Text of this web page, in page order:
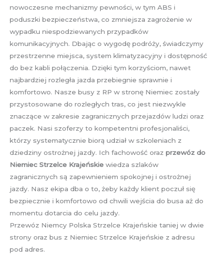
nowoczesne mechanizmy pewności, w tym ABS i
poduszki bezpieczeństwa, co zmniejsza zagrożenie w
wypadku niespodziewanych przypadków
komunikacyjnych. Dbając o wygodę podróży, świadczymy
przestrzenne miejsca, system klimatyzacyjny i dostępność
do bez kabli połączenia. Dzięki tym korzyściom, nawet
najbardziej rozległa jazda przebiegnie sprawnie i
komfortowo. Nasze busy z RP w stronę Niemiec zostały
przystosowane do rozległych tras, co jest niezwykle
znaczące w zakresie zagranicznych przejazdów ludzi oraz
paczek. Nasi szoferzy to kompetentni profesjonaliści,
którzy systematycznie biorą udział w szkoleniach z
dziedziny ostrożnej jazdy. Ich fachowość oraz przewóz do
Niemiec Strzelce Krajeńskie wiedza szlaków
zagranicznych są zapewnieniem spokojnej i ostrożnej
jazdy. Nasz ekipa dba o to, żeby każdy klient poczuł się
bezpiecznie i komfortowo od chwili wejścia do busa aż do
momentu dotarcia do celu jazdy.
Przewóz Niemcy Polska Strzelce Krajeńskie taniej w dwie
strony oraz bus z Niemiec Strzelce Krajeńskie z adresu
pod adres.